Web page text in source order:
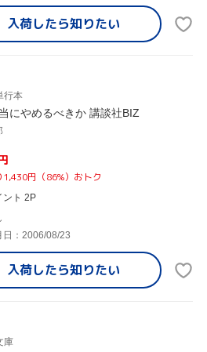
入荷したら知りたい
行本
にやめるべきか 講談社BIZ
1,430円（86%）おトク
ント 2P
日：2006/08/23
入荷したら知りたい
庫